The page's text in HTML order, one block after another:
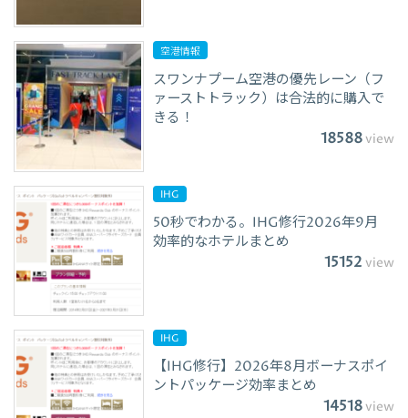
空港情報
スワンナプーム空港の優先レーン（フ
ァーストトラック）は合法的に購入で
きる！
18588view
IHG
50秒でわかる。IHG修行2026年9月
効率的なホテルまとめ
15152 view
IHG
【IHG修行】2026年8月ボーナスポイ
ントパッケージ効率まとめ
14518view